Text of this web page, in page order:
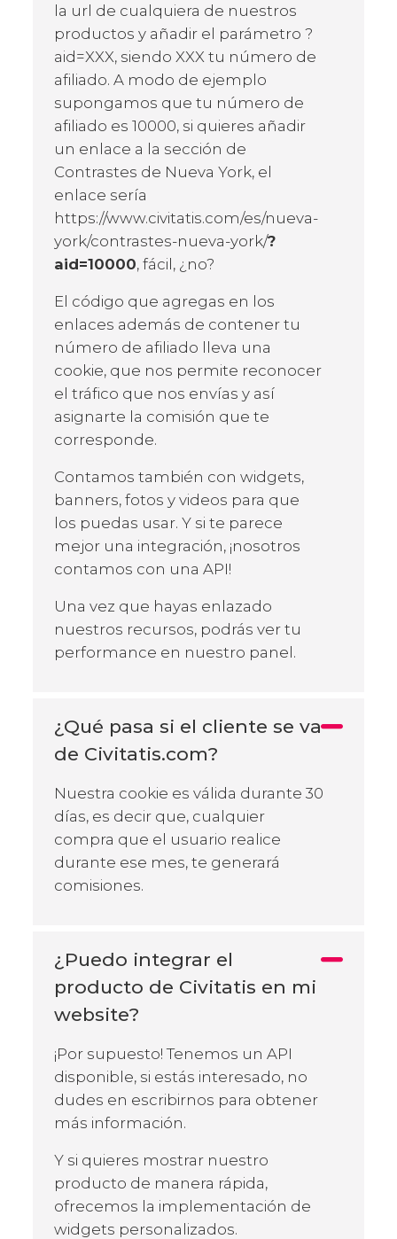
la url de cualquiera de nuestros
productos y añadir el parámetro ?
aid=XXX, siendo XXX tu número de
afiliado. A modo de ejemplo
supongamos que tu número de
afiliado es 10000, si quieres añadir
un enlace a la sección de
Contrastes de Nueva York, el
enlace sería
https://www.civitatis.com/es/nueva-
york/contrastes-nueva-york/?
aid=10000, fácil, ¿no?
El código que agregas en los
enlaces además de contener tu
número de afiliado lleva una
cookie, que nos permite reconocer
el tráfico que nos envías y así
asignarte la comisión que te
corresponde.
Contamos también con widgets,
banners, fotos y videos para que
los puedas usar. Y si te parece
mejor una integración, ¡nosotros
contamos con una API!
Una vez que hayas enlazado
nuestros recursos, podrás ver tu
performance en nuestro panel.
¿Qué pasa si el cliente se va
de Civitatis.com?
Nuestra cookie es válida durante 30
días, es decir que, cualquier
compra que el usuario realice
durante ese mes, te generará
comisiones.
¿Puedo integrar el
producto de Civitatis en mi
website?
¡Por supuesto! Tenemos un API
disponible, si estás interesado, no
dudes en escribirnos para obtener
más información.
Y si quieres mostrar nuestro
producto de manera rápida,
ofrecemos la implementación de
widgets personalizados.